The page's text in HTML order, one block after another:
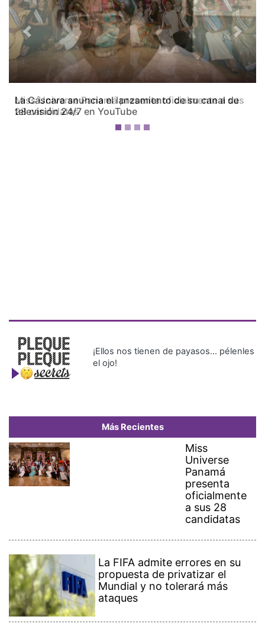
Miss Universe Panamá presenta oficialmente a sus
28 candidatas
Previous Next
¡Ellos nos tienen de payasos… pélenles
el ojo!
Más Recientes
Miss
Universe
Panamá
presenta
oficialmente
a sus 28
candidatas
La FIFA admite errores en su
propuesta de privatizar el
Mundial y no tolerará más
ataques